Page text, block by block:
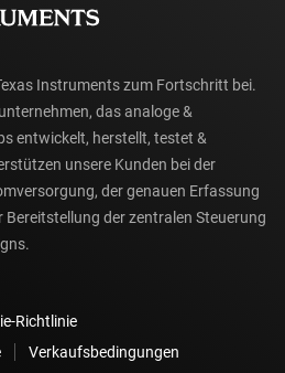
Instruments zum Fortschritt bei.
das analoge &
entwickelt, herstellt, testet &
unsere Kunden bei der
der genauen Erfassung
der zentralen Steuerung
Richtlinie
Verkaufsbedingungen